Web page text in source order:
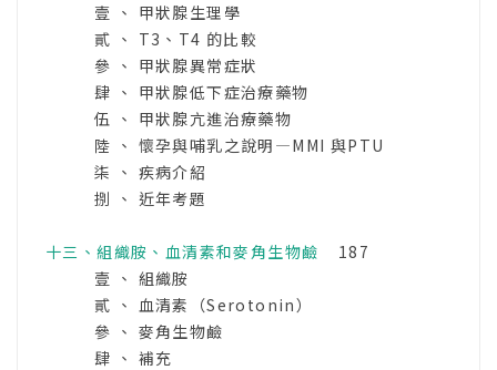
壹 、 甲狀腺生理學
貳 、 T3、T4 的比較
參 、 甲狀腺異常症狀
肆 、 甲狀腺低下症治療藥物
伍 、 甲狀腺亢進治療藥物
陸 、 懷孕與哺乳之說明—MMI 與PTU
柒 、 疾病介紹
捌 、 近年考題
十三、組織胺、血清素和麥角生物鹼
187
壹 、 組織胺
貳 、 血清素（Serotonin）
參 、 麥角生物鹼
肆 、 補充